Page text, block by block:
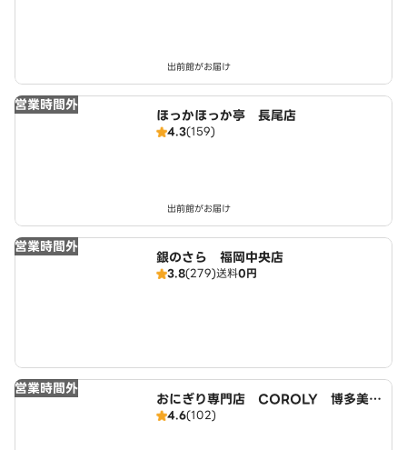
出前館がお届け
営業時間外
ほっかほっか亭 長尾店
4.3(159)
出前館がお届け
営業時間外
銀のさら 福岡中央店
3.8(279)送料0円
営業時間外
おにぎり専門店 COROLY 博多美野
島店
4.6(102)